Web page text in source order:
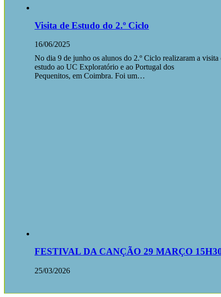
Visita de Estudo do 2.º Ciclo
16/06/2025
No dia 9 de junho os alunos do 2.º Ciclo realizaram a visita
estudo ao UC Exploratório e ao Portugal dos
Pequenitos, em Coimbra. Foi um…
FESTIVAL DA CANÇÃO 29 MARÇO
25/03/2026